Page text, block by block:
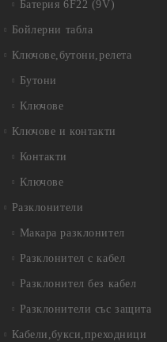
Батерия 6F22 (9V)
Бойлерни табла
Ключове,бутони,релета
Бутони
Ключове
Ключове и контакти
Контакти
Ключове
Разклонители
Макара разклонител
Разклонител с кабел
Разклонител без кабел
Разклонители със защита
Кабели,букси,преходници